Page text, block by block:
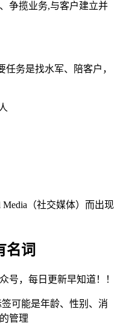
争揽业务,与客户建立并
任务是找水军、陪客户，
Media（社交媒体）而出现
名词
号，每日更新早知道！！
可能是年龄、性别、消
管理